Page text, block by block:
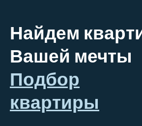
Найдем
Вашей мечты
Подбор
квартиры